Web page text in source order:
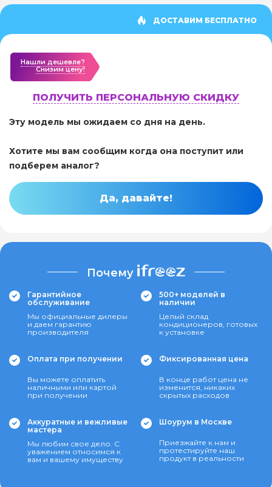
ДОСТАВИМ БЕСПЛАТНО
Нашли дешевле?
Cнизим цену!
ПОЛУЧИТЬ ПЕРСОНАЛЬНУЮ СКИДКУ
Эту модель мы ожидаем со дня на день.
Хотите мы вам сообщим когда она поступит или
подберем аналог?
Да, давайте!
Почему
Гарантийное
обслуживание
Мы официальные дилеры
и даем гарантию
производителя
500+ моделей в
наличии
Целый склад
кондиционеров, готовых
к установке
Оплата при получении
Вы можете оплатить
наличными или картой
при получении
Фиксированная цена
В конце работ цена не
изменится, никаких
скрытых расходов
Аккуратные и вежливые
мастера
Мы любим свое дело. С
уважением относимся к
вам и вашему имуществу
Шоурум в Москве
Приезжайте к нам и
протестируйте наш
продукт в реальности